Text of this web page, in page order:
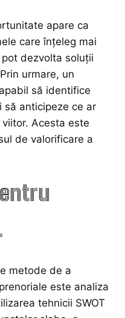
apare ca
care înțeleg mai
dezvolta soluții
urmare, un
să identifice
să anticipeze ce ar
Acesta este
de valorificare a
metode de a
este analiza
tehnicii SWOT